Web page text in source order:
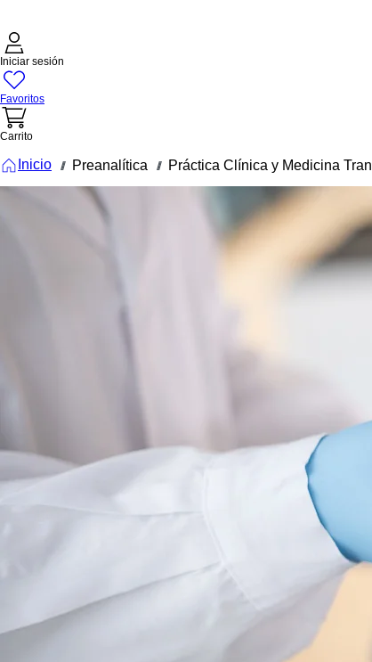
Iniciar sesión
Favoritos
Carrito
Inicio /// Preanalítica /// Práctica Clínica y Medicina